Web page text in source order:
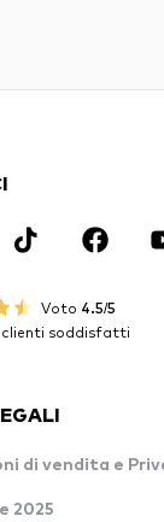
Voto 4.5/5
clienti soddisfatti
di vendita e
2025